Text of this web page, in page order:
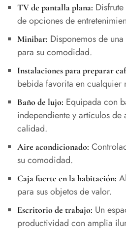
TV de pantalla plana:
de opciones de
Minibar: Disponemos de
para su comodidad.
Instalaciones para preparar
bebida favorita en cualquier
Baño de lujo: Equipada con
independiente y artículos de
calidad.
Aire acondicionado:
su comodidad.
Caja fuerte en la habitación:
para sus objetos de valor.
Escritorio de trabajo: Un
productividad con amplia